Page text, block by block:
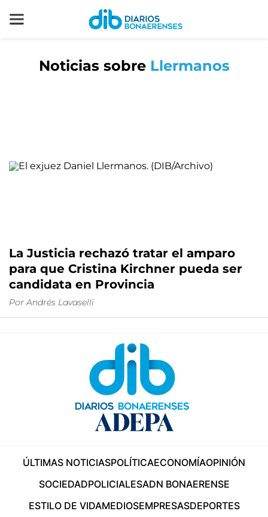
Noticias sobre Llermanos
La Justicia rechazó tratar el amparo
para que Cristina Kirchner pueda ser
candidata en Provincia
Por Andrés Lavaselli
ÚLTIMAS NOTICIASPOLÍTICAECONOMÍAOPINIÓN
SOCIEDADPOLICIALESADN BONAERENSE
ESTILO DE VIDAMEDIOSEMPRESASDEPORTES